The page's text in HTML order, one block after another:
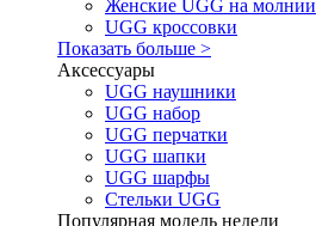
Женские UGG на молнии
UGG кроссовки
Показать больше >
Аксессуары
UGG наушники
UGG набор
UGG перчатки
UGG шапки
UGG шарфы
Стельки UGG
Популярная модель недели